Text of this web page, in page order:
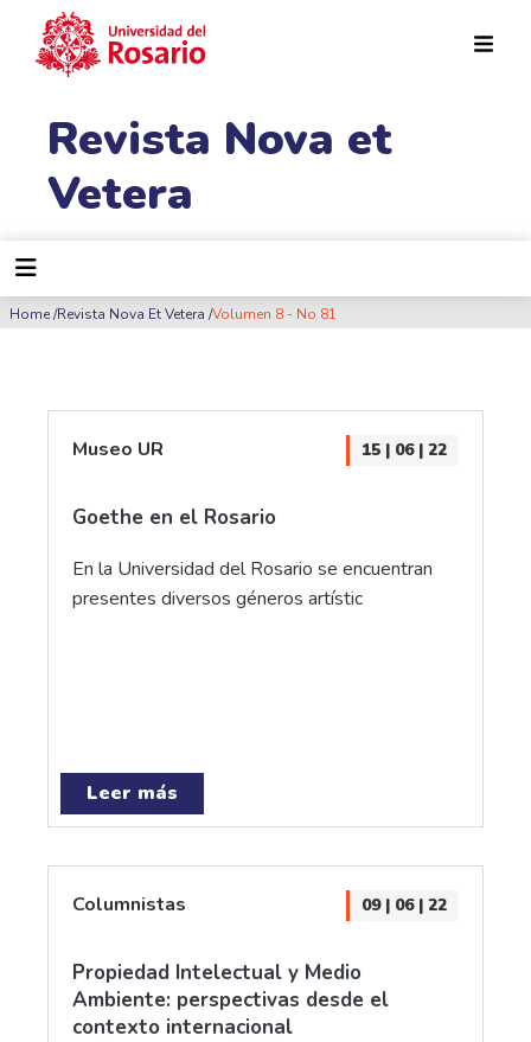
Revista Nova et
Vetera
Ruta de navegación
Home Revista Nova Et Vetera Volumen 8 - No 81
Museo UR 15 | 06 | 22
Goethe en el Rosario
En la Universidad del Rosario se encuentran
presentes diversos géneros artístic
Leer más
Columnistas 09 | 06 | 22
Propiedad Intelectual y Medio
Ambiente: perspectivas desde el
contexto internacional